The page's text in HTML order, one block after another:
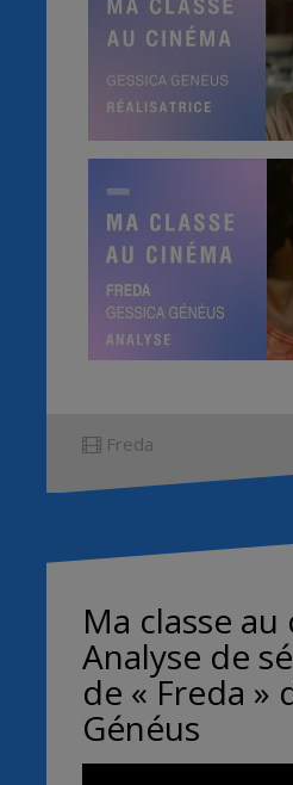
Freda
Ma classe
Analyse de
de « Freda »
Généus